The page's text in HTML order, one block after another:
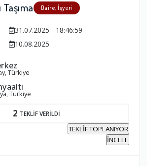
Daire, İşyeri
31.07.2025 - 18:46:59
10.08.2025
Türkiye
Türkiye
2 TEKLİF VERİLDİ
TEKLİF TOPLANIYOR
İNCELE